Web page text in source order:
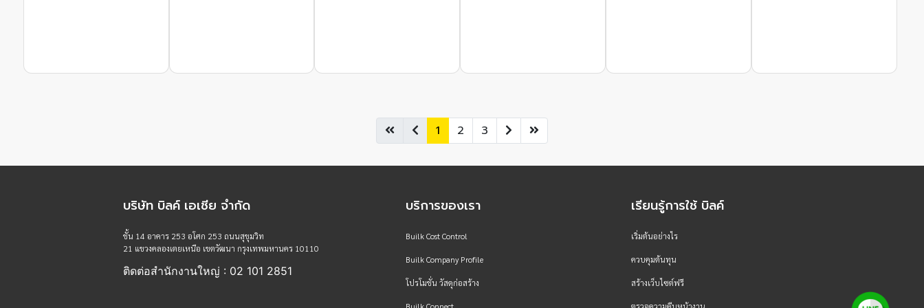
1 2 3
บริษัท บิลค์ เอเชีย จำกัด
ชั้น 14 อาคาร 253 อโศก 253 ถนนสุขุมวิท
21 แขวงคลองเตยเหนือ เขตวัฒนา กรุงเทพมหานคร 10110
ติดต่อสำนักงานใหญ่ : 02 101 2851
บริการของเรา
Builk Cost Control
Builk Company Profile
โปรโมชั่น วัสดุก่อสร้าง
Builk Connect
เรียนรู้การใช้ บิลค์
เริ่มต้นอย่างไร
ควบคุมต้นทุน
สร้างเว็บไซต์ฟรี
ตรวจความคืบหน้างาน